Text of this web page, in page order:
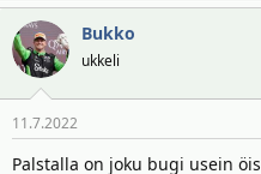
a
k
t
i
o
t
Bukko
ukkeli
11.7.2022
Palstalla on joku bugi usein